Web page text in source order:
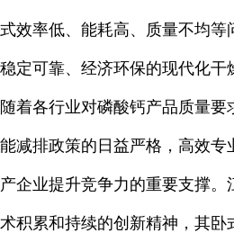
式效率低、能耗高、质量不均等
稳定可靠、经济环保的现代化干
随着各行业对磷酸钙产品质量
能减排政策的日益严格，高效专
产企业提升竞争力的重要支撑。
术积累和持续的创新精神，其卧